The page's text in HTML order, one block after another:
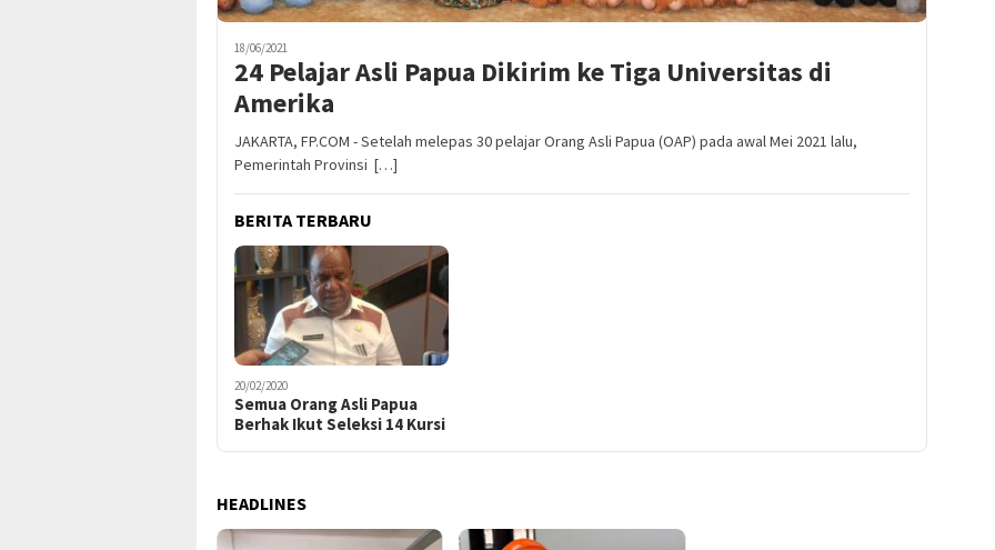
18/06/2021
24 Pelajar Asli Papua Dikirim ke Tiga Universitas di
Amerika
JAKARTA, FP.COM - Setelah melepas 30 pelajar Orang Asli Papua (OAP) pada awal Mei 2021 lalu,
Pemerintah Provinsi […]
BERITA TERBARU
20/02/2020
Semua Orang Asli Papua
Berhak Ikut Seleksi 14 Kursi
HEADLINES